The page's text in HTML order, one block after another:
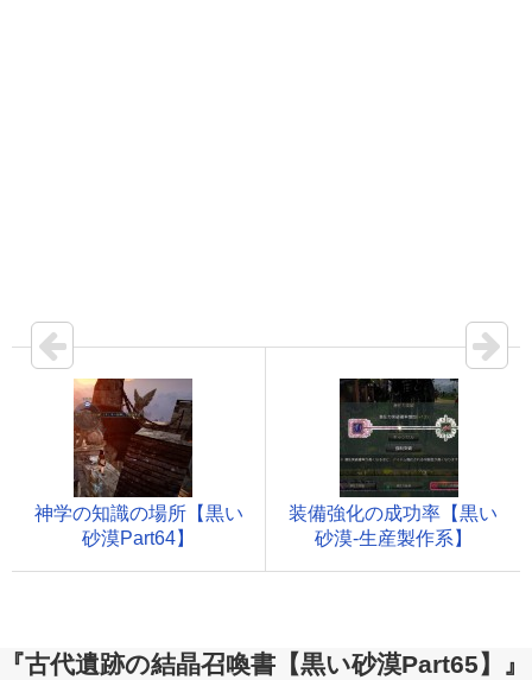
神学の知識の場所【黒い
砂漠Part64】
装備強化の成功率【黒い
砂漠-生産製作系】
『古代遺跡の結晶召喚書【黒い砂漠Part65】』